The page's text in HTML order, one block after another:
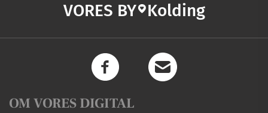
VORES BY Kolding
OM VORES DIGITAL